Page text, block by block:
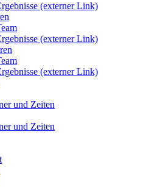
(externer Link)
(externer Link)
(externer Link)
und Zeiten
und Zeiten